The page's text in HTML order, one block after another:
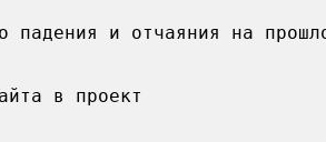
падения и отчаяния на
в проект